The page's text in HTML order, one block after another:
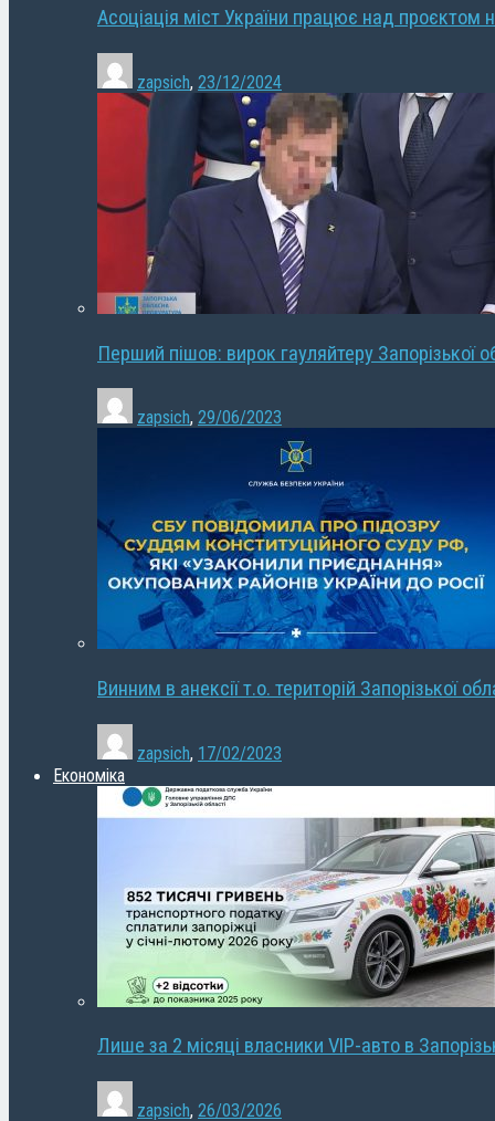
Асоціація міст України працює над проєктом
zapsich, 23/12/2024
Перший пішов: вирок гауляйтеру Запорізької
zapsich, 29/06/2023
Винним в анексії т.о. територій Запорізької
zapsich, 17/02/2023
Економіка
Лише за 2 місяці власники VIP-авто в
zapsich, 26/03/2026